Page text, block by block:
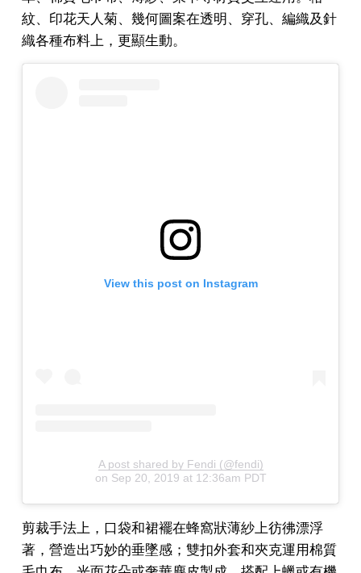
紋、印花天人菊、幾何圖案在透明、穿孔、編織及針
織各種布料上，更顯生動。
View this post on Instagram
A post shared by Fendi (@fendi)
on Sep 20, 2019 at 12:36am PDT
剪裁手法上，口袋和裙襬在蜂窩狀薄紗上彷彿漂浮
著，營造出巧妙的垂墜感；雙扣外套和夾克運用棉質